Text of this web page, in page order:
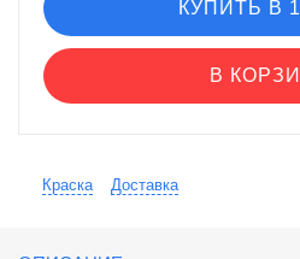
КУПИТЬ В
В
Краска Доставка